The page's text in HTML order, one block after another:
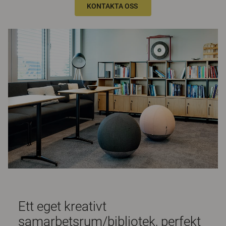
KONTAKTA OSS
Ett eget kreativt
samarbetsrum/bibliotek, perfekt